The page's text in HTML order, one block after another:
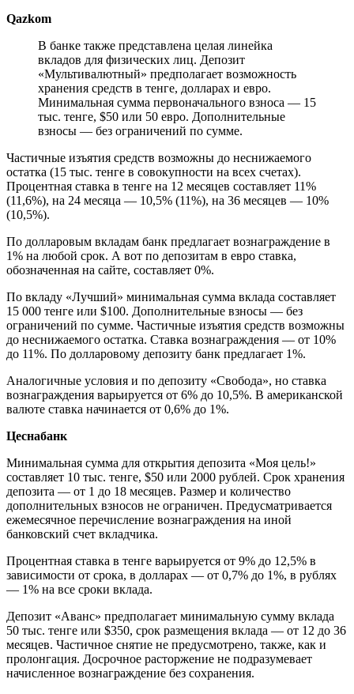
Qazkom
В банке также представлена целая линейка
вкладов для физических лиц. Депозит
«Мультивалютный» предполагает возможность
хранения средств в тенге, долларах и евро.
Минимальная сумма первоначального взноса — 15
тыс. тенге, $50 или 50 евро. Дополнительные
взносы — без ограничений по сумме.
Частичные изъятия средств возможны до неснижаемого
остатка (15 тыс. тенге в совокупности на всех счетах).
Процентная ставка в тенге на 12 месяцев составляет 11%
(11,6%), на 24 месяца — 10,5% (11%), на 36 месяцев — 10%
(10,5%).
По долларовым вкладам банк предлагает вознаграждение в
1% на любой срок. А вот по депозитам в евро ставка,
обозначенная на сайте, составляет 0%.
По вкладу «Лучший» минимальная сумма вклада составляет
15 000 тенге или $100. Дополнительные взносы — без
ограничений по сумме. Частичные изъятия средств возможны
до неснижаемого остатка. Ставка вознаграждения — от 10%
до 11%. По долларовому депозиту банк предлагает 1%.
Аналогичные условия и по депозиту «Свобода», но ставка
вознаграждения варьируется от 6% до 10,5%. В американской
валюте ставка начинается от 0,6% до 1%.
Цеснабанк
Минимальная сумма для открытия депозита «Моя цель!»
составляет 10 тыс. тенге, $50 или 2000 рублей. Срок хранения
депозита — от 1 до 18 месяцев. Размер и количество
дополнительных взносов не ограничен. Предусматривается
ежемесячное перечисление вознаграждения на иной
банковский счет вкладчика.
Процентная ставка в тенге варьируется от 9% до 12,5% в
зависимости от срока, в долларах — от 0,7% до 1%, в рублях
— 1% на все сроки вклада.
Депозит «Аванс» предполагает минимальную сумму вклада
50 тыс. тенге или $350, срок размещения вклада — от 12 до 36
месяцев. Частичное снятие не предусмотрено, также, как и
пролонгация. Досрочное расторжение не подразумевает
начисленное вознаграждение без сохранения.